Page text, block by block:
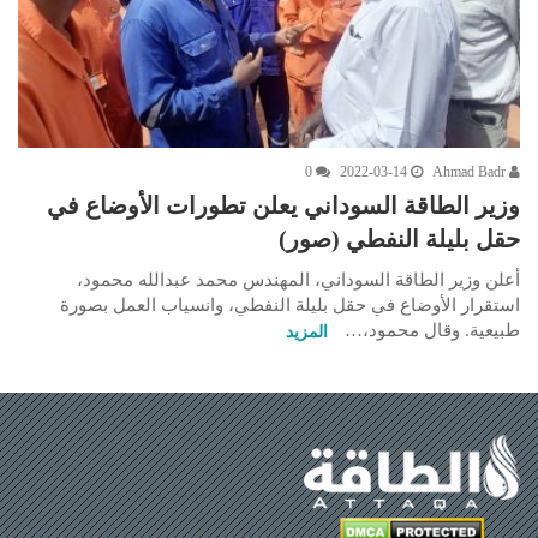
2022-03-14
0
وزير الطاقة السوداني يعلن تطورات الأوضاع في
حقل بليلة النفطي (صور)
أعلن وزير الطاقة السوداني، المهندس محمد عبدالله محمود،
استقرار الأوضاع في حقل بليلة النفطي، وانسياب العمل بصورة
طبيعية. وقال محمود،…
المزيد